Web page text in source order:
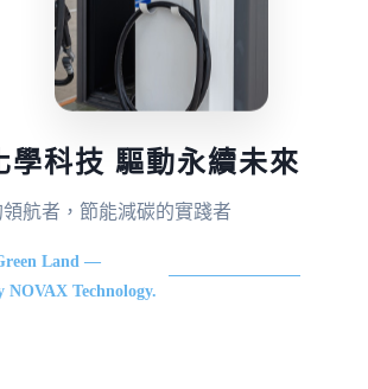
學科技 驅動永續未來
領航者，節能減碳的實踐者
Land —
NOVAX Technology.